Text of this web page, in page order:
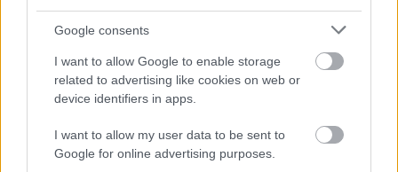
Google consents
I want to allow Google to enable storage
related to advertising like cookies on web or
device identifiers in apps.
I want to allow my user data to be sent to
Google for online advertising purposes.
Adja meg keresztnevét: